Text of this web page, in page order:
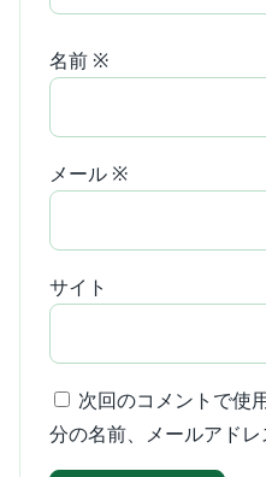
名前 ※
メール ※
サイト
次回のコメントで使
分の名前、メールアドレ